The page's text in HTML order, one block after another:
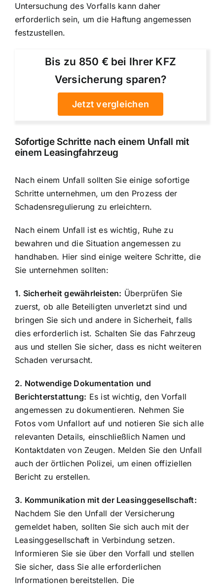
Untersuchung des Vorfalls kann daher
erforderlich sein, um die Haftung angemessen
festzustellen.
Bis zu 850 € bei Ihrer KFZ
Versicherung sparen?
Jetzt vergleichen
Sofortige Schritte nach einem Unfall mit
einem Leasingfahrzeug
Nach einem Unfall sollten Sie einige sofortige
Schritte unternehmen, um den Prozess der
Schadensregulierung zu erleichtern.
Nach einem Unfall ist es wichtig, Ruhe zu
bewahren und die Situation angemessen zu
handhaben. Hier sind einige weitere Schritte, die
Sie unternehmen sollten:
1. Sicherheit gewährleisten: Überprüfen Sie
zuerst, ob alle Beteiligten unverletzt sind und
bringen Sie sich und andere in Sicherheit, falls
dies erforderlich ist. Schalten Sie das Fahrzeug
aus und stellen Sie sicher, dass es nicht weiteren
Schaden verursacht.
2. Notwendige Dokumentation und
Berichterstattung: Es ist wichtig, den Vorfall
angemessen zu dokumentieren. Nehmen Sie
Fotos vom Unfallort auf und notieren Sie sich alle
relevanten Details, einschließlich Namen und
Kontaktdaten von Zeugen. Melden Sie den Unfall
auch der örtlichen Polizei, um einen offiziellen
Bericht zu erstellen.
3. Kommunikation mit der Leasinggesellschaft:
Nachdem Sie den Unfall der Versicherung
gemeldet haben, sollten Sie sich auch mit der
Leasinggesellschaft in Verbindung setzen.
Informieren Sie sie über den Vorfall und stellen
Sie sicher, dass Sie alle erforderlichen
Informationen bereitstellen. Die